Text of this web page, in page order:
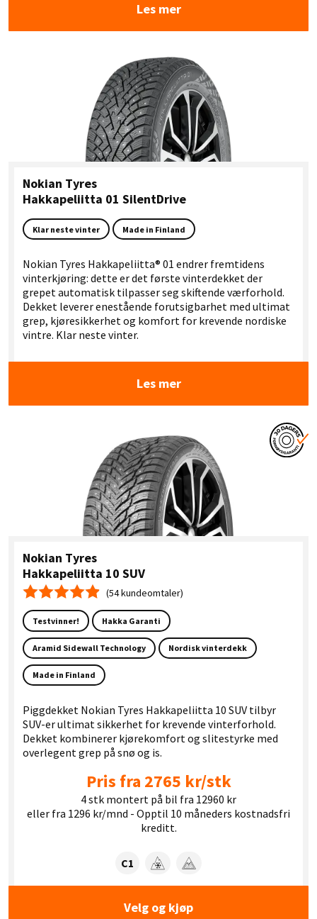
Les mer
Nokian Tyres
Hakkapeliitta 01 SilentDrive
Klar neste vinter Made in Finland
Nokian Tyres Hakkapeliitta® 01 endrer fremtidens
vinterkjøring: dette er det første vinterdekket der
grepet automatisk tilpasser seg skiftende værforhold.
Dekket leverer enestående forutsigbarhet med ultimat
grep, kjøresikkerhet og komfort for krevende nordiske
vintre. Klar neste vinter.
Les mer
Nokian Tyres
Hakkapeliitta 10 SUV
Gjennomsnittskarakter 4.9
(54 kundeomtaler)
Testvinner! Hakka Garanti
Aramid Sidewall Technology Nordisk vinterdekk
Made in Finland
Piggdekket Nokian Tyres Hakkapeliitta 10 SUV tilbyr
SUV-er ultimat sikkerhet for krevende vinterforhold.
Dekket kombinerer kjørekomfort og slitestyrke med
overlegent grep på snø og is.
Pris fra 2765 kr/stk
4 stk montert på bil fra 12960 kr
eller fra 1296 kr/mnd - Opptil 10 måneders kostnadsfri
kreditt.
Dekklasse:
C1 SnøgrepIsgrep
Velg og kjøp